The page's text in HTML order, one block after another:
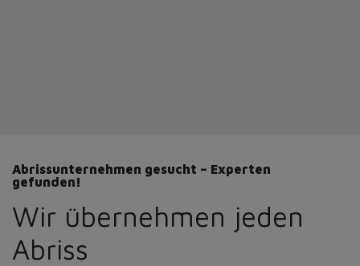
Abrissunternehmen gesucht – Experten
gefunden!
Wir übernehmen jeden
Abriss